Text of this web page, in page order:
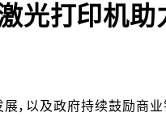
光打印机
以及政府持续鼓励商业